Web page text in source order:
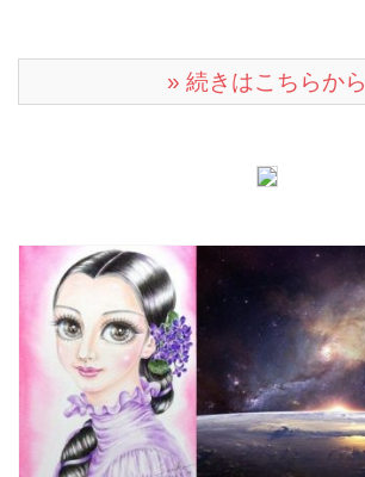
» 続きはこちらから